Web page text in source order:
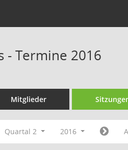
- Termine 2016
Mitglieder
Quartal 2 2016